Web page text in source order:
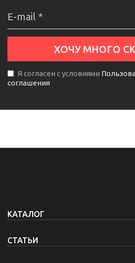
Я согласен с условиями
соглашения
КАТАЛОГ
СТАТЬИ